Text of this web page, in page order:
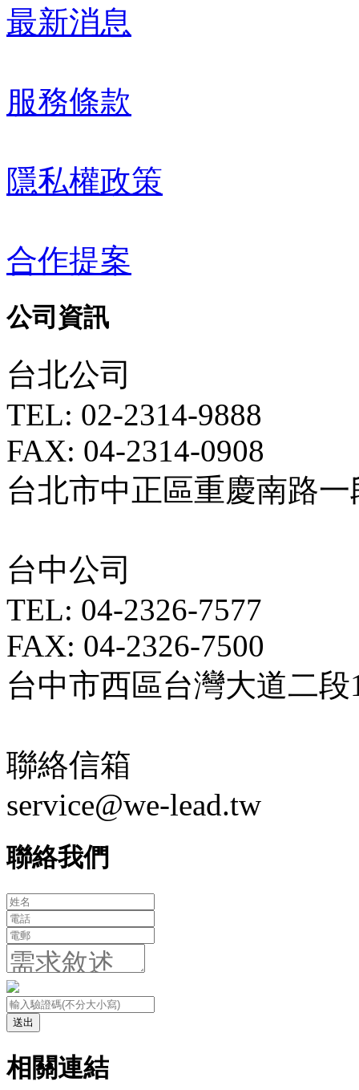
最新消息
服務條款
隱私權政策
合作提案
公司資訊
台北公司
TEL: 02-2314-9888
FAX: 04-2314-0908
台北市中正區重慶南路一
台中公司
TEL: 04-2326-7577
FAX: 04-2326-7500
台中市西區台灣大道二段
聯絡信箱
service@we-lead.tw
聯絡我們
送出
相關連結